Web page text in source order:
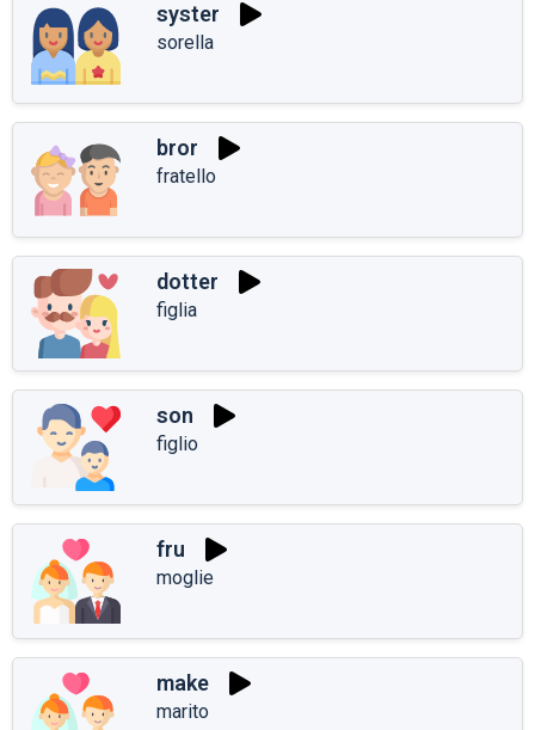
syster
sorella
bror
fratello
dotter
figlia
son
figlio
fru
moglie
make
marito